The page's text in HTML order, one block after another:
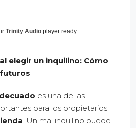
Trinity Audio player ready...
elegir un inquilino: Cómo
es una de las
para los propietarios
. Un mal inquilino puede